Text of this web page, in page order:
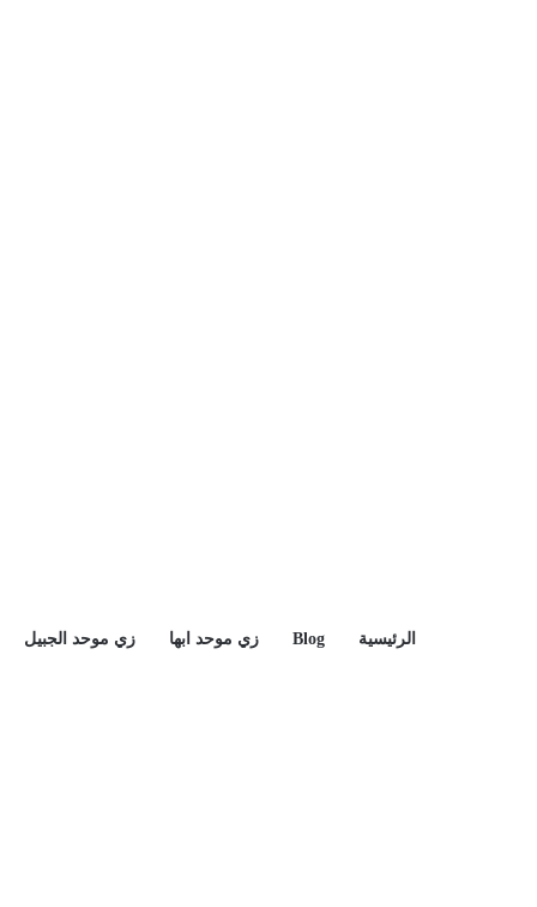
الرئيسية Blog زي موحد ابها زي موحد الجبيل